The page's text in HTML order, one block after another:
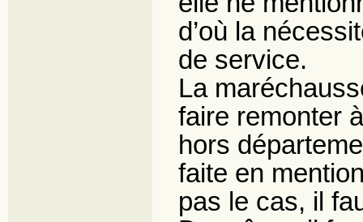
d’où la
de service.
La
faire remonter
hors
faite en
pas le cas, il